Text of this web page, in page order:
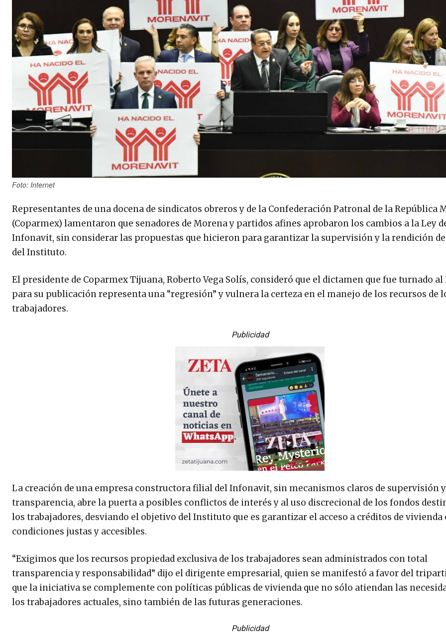
Foto: Internet
Representantes de una docena de sindicatos obreros y de la Confederación Patronal de la República
(Coparmex) lamentaron que senadores de Morena y partidos afines aprobaron los cambios a la Ley
Infonavit, sin considerar las propuestas que hicieron para garantizar la supervisión y la rendición
del Instituto.
El presidente de Coparmex Tijuana, Roberto Vega Solís, consideró que el dictamen que fue turnado
para su publicación representa una “regresión” y vulnera la certeza en el manejo de los recursos de
trabajadores.
Publicidad
La creación de una empresa constructora filial del Infonavit, sin mecanismos claros de supervisión y
transparencia, abre la puerta a posibles conflictos de interés y al uso discrecional de los fondos
los trabajadores, desviando el objetivo del Instituto que es garantizar el acceso a créditos de vivienda
condiciones justas y accesibles.
“Exigimos que los recursos propiedad exclusiva de los trabajadores sean administrados con total
transparencia y responsabilidad” dijo el dirigente empresarial, quien se manifestó a favor del
que la iniciativa se complemente con políticas públicas de vivienda que no sólo atiendan las
los trabajadores actuales, sino también de las futuras generaciones.
Publicidad